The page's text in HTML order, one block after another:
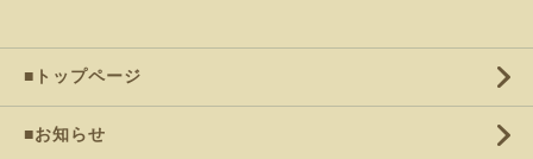
■トップページ
■お知らせ